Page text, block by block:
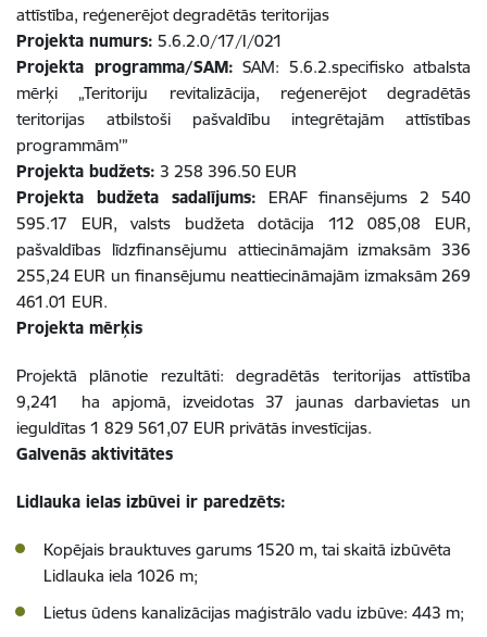
attīstība, reģenerējot degradētās teritorijas
Projekta numurs: 5.6.2.0/17/I/021
Projekta programma/SAM: SAM: 5.6.2.specifisko atbalsta
mērķi „Teritoriju revitalizācija, reģenerējot degradētās
teritorijas atbilstoši pašvaldību integrētajām attīstības
programmām’”
Projekta budžets: 3 258 396.50 EUR
Projekta budžeta sadalījums: ERAF finansējums 2 540
595.17 EUR, valsts budžeta dotācija 112 085,08 EUR,
pašvaldības līdzfinansējumu attiecināmajām izmaksām 336
255,24 EUR un finansējumu neattiecināmajām izmaksām 269
461.01 EUR.
Projekta mērķis
Projektā plānotie rezultāti: degradētās teritorijas attīstība
9,241 ha apjomā, izveidotas 37 jaunas darbavietas un
ieguldītas 1 829 561,07 EUR privātās investīcijas.
Galvenās aktivitātes
Lidlauka ielas izbūvei ir paredzēts:
Kopējais brauktuves garums 1520 m, tai skaitā izbūvēta
Lidlauka iela 1026 m;
Lietus ūdens kanalizācijas maģistrālo vadu izbūve: 443 m;